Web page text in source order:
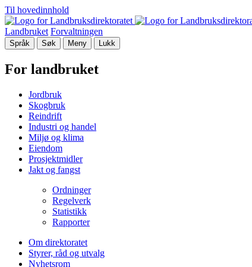
Til hovedinnhold
Landbruket Forvaltningen
Språk Søk Meny Lukk
For landbruket
Jordbruk
Skogbruk
Reindrift
Industri og handel
Miljø og klima
Eiendom
Prosjektmidler
Jakt og fangst
Ordninger
Regelverk
Statistikk
Rapporter
Om direktoratet
Styrer, råd og utvalg
Nyhetsrom